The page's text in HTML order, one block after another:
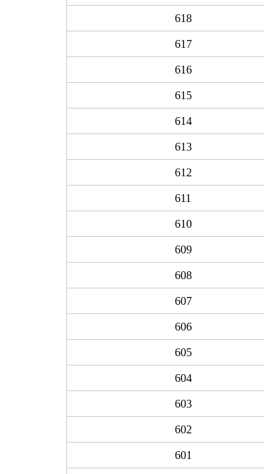
618
617
616
615
614
613
612
611
610
609
608
607
606
605
604
603
602
601